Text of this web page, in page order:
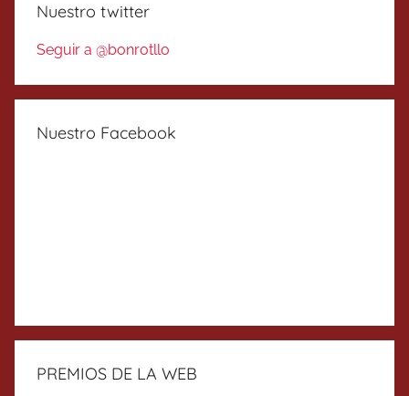
Nuestro twitter
Seguir a @bonrotllo
Nuestro Facebook
PREMIOS DE LA WEB